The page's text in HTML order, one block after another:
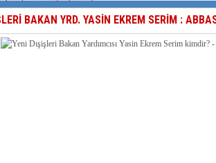
SAADET PARTİSİ İLÇE BAŞKANI :
BAKAN YRD. YASİN EKREM SERİM :